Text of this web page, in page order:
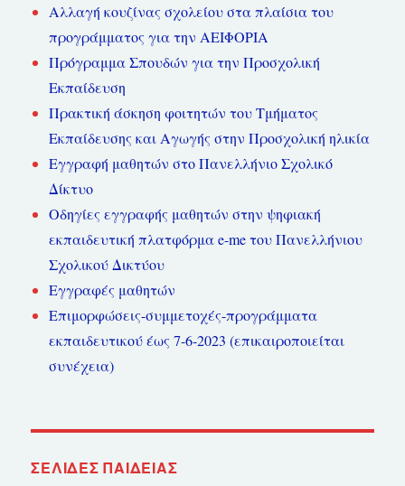
Αλλαγή κουζίνας σχολείου στα πλαίσια του
προγράμματος για την ΑΕΙΦΟΡΙΑ
Πρόγραμμα Σπουδών για την Προσχολική
Εκπαίδευση
Πρακτική άσκηση φοιτητών του Τμήματος
Εκπαίδευσης και Αγωγής στην Προσχολική ηλικία
Εγγραφή μαθητών στο Πανελλήνιο Σχολικό
Δίκτυο
Οδηγίες εγγραφής μαθητών στην ψηφιακή
εκπαιδευτική πλατφόρμα e-me του Πανελλήνιου
Σχολικού Δικτύου
Εγγραφές μαθητών
Επιμορφώσεις-συμμετοχές-προγράμματα
εκπαιδευτικού έως 7-6-2023 (επικαιροποιείται
συνέχεια)
ΣΕΛΊΔΕΣ ΠΑΙΔΕΊΑΣ